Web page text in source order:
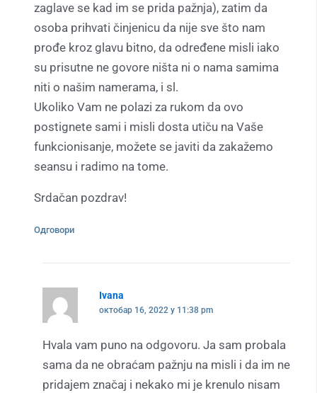
zaglave se kad im se prida pažnja), zatim da
osoba prihvati činjenicu da nije sve što nam
prođe kroz glavu bitno, da određene misli iako
su prisutne ne govore ništa ni o nama samima
niti o našim namerama, i sl.
Ukoliko Vam ne polazi za rukom da ovo
postignete sami i misli dosta utiču na Vaše
funkcionisanje, možete se javiti da zakažemo
seansu i radimo na tome.
Srdačan pozdrav!
Одговори
Ivana
октобар 16, 2022 у 11:38 pm
Hvala vam puno na odgovoru. Ja sam probala
sama da ne obraćam pažnju na misli i da im ne
pridajem značaj i nekako mi je krenulo nisam